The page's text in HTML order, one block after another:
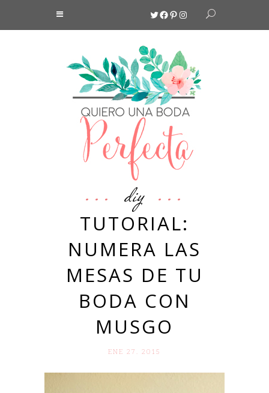
Twitter
Facebook
Pinterest
Instagram
diy
TUTORIAL:
NUMERA LAS
MESAS DE TU
BODA CON
MUSGO
ENE 27. 2015